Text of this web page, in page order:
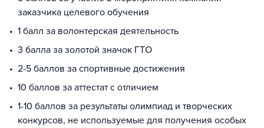
заказчика целевого обучения
1 балл за волонтерская деятельность
3 балла за золотой значок ГТО
2-5 баллов за спортивные достижения
10 баллов за аттестат с отличием
1-10 баллов за результаты олимпиад и творческих
конкурсов, не используемые для получения особых